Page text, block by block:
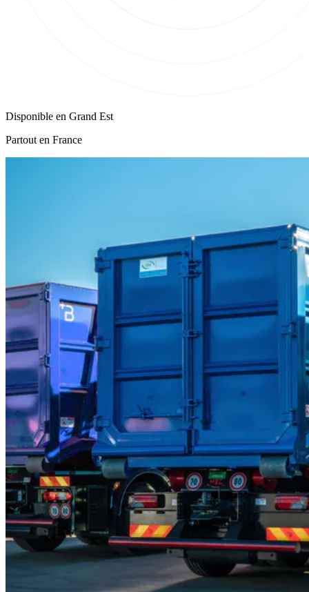
Disponible en Grand Est
Partout en France